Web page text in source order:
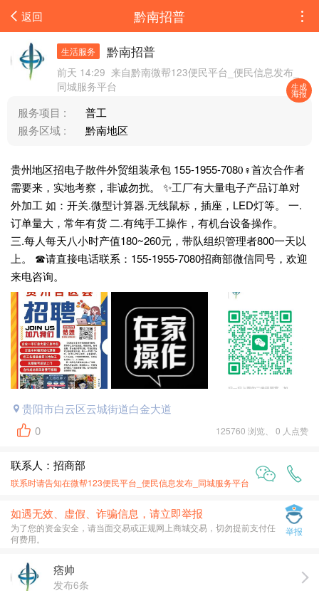
生成
海报
返回 黔南招普
生活服务 黔南招普
前天 14:29 来自黔南微帮123便民平台_便民信息发布_
同城服务平台
服务项目 :
普工
服务区域 :
黔南地区
贵州地区招电子散件外贸组装承包 155-1955-7080‍♀首次合作者
需要来，实地考察，非诚勿扰。 ✨工厂有大量电子产品订单对
外加工 如：开关.微型计算器.无线鼠标，插座，LED灯等。 一.
订单量大，常年有货 二.有纯手工操作，有机台设备操作。
三.每人每天八小时产值180~260元，带队组织管理者800一天以
上。 ☎请直接电话联系：155-1955-7080招商部微信同号，欢迎
来电咨询。
贵阳市白云区云城街道白金大道
0
125760 浏览、 0 人点赞
联系人：招商部
联系时请告知在微帮123便民平台_便民信息发布_同城服务平台
如遇无效、虚假、诈骗信息，请立即举报
为了您的资金安全，请当面交易或正规网上商城交易，切勿提前支付任
何费用。
举报
痞帅
发布6条